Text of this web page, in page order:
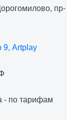
пр-
9, Artplay
- по тарифам